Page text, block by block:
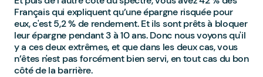
Français qui expliquent qu’une épargne risquée pour
eux, c'est 5,2 % de rendement. Et ils sont prêts à bloquer
leur épargne pendant 3 à 10 ans. Donc nous voyons qu'il
y a ces deux extrêmes, et que dans les deux cas, vous
n’êtes n'est pas forcément bien servi, en tout cas du bon
côté de la barrière.